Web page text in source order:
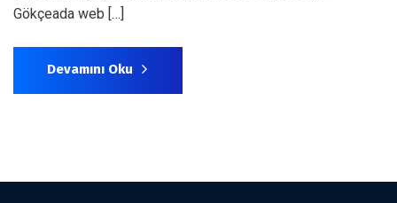
Gökçeada web […]
Devamını Oku